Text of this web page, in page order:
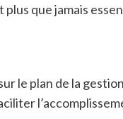
que jamais
le plan de la